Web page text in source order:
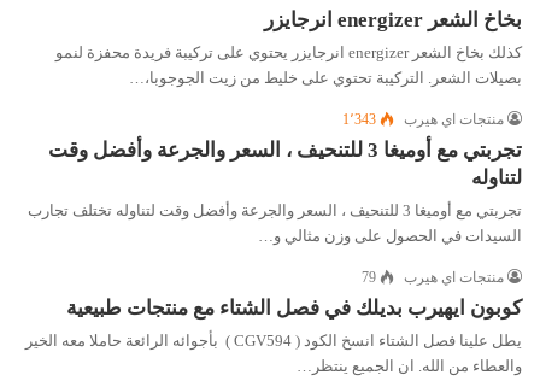
بخاخ الشعر energizer انرجايزر
كذلك بخاخ الشعر energizer انرجايزر يحتوي على تركيبة فريدة محفزة لنمو
بصيلات الشعر. التركيبة تحتوي على خليط من زيت الجوجوبا،…
منتجات اي هيرب 1٬343
تجربتي مع أوميغا 3 للتنحيف ، السعر والجرعة وأفضل وقت
لتناوله
تجربتي مع أوميغا 3 للتنحيف ، السعر والجرعة وأفضل وقت لتناوله تختلف تجارب
السيدات في الحصول على وزن مثالي و…
منتجات اي هيرب 79
كوبون ايهيرب بديلك في فصل الشتاء مع منتجات طبيعية
يطل علينا فصل الشتاء انسخ الكود ( CGV594 ) بأجوائه الرائعة حاملا معه الخير
والعطاء من الله. ان الجميع ينتظر…